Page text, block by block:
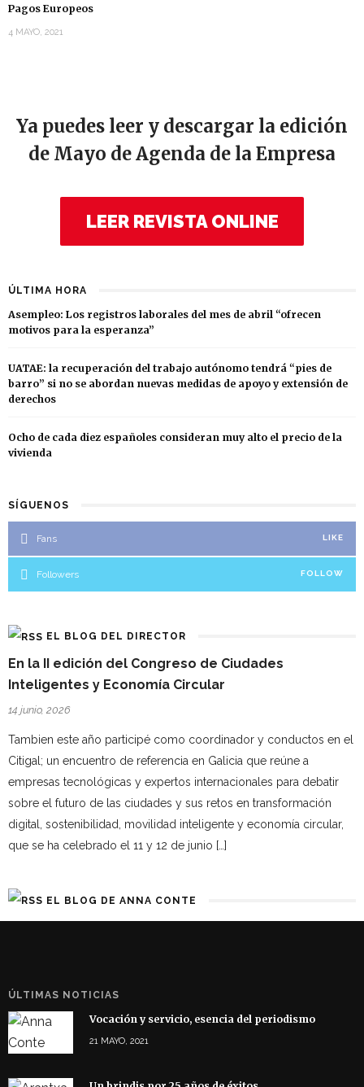
Pagos Europeos
4 MAYO, 2021
Ya puedes leer y descargar la edición
de Mayo de Agenda de la Empresa
LEER REVISTA ONLINE
ÚLTIMA HORA
Asempleo: Los registros laborales del mes de abril “ofrecen
motivos para la esperanza”
UATAE: la recuperación del trabajo autónomo tendrá “pies de
barro” si no se abordan nuevas medidas de apoyo y extensión de
derechos
Ocho de cada diez españoles consideran muy alto el precio de la
vivienda
SÍGUENOS
Fans LIKE
Followers FOLLOW
EL BLOG DEL DIRECTOR
En la II edición del Congreso de Ciudades
Inteligentes y Economía Circular
14 junio, 2026
Tambien este año participé como coordinador y conductos en el
Citigal; un encuentro de referencia en Galicia que reúne a
empresas tecnológicas y expertos internacionales para debatir
sobre el futuro de las ciudades y sus retos en transformación
digital, sostenibilidad, movilidad inteligente y economía circular,
que se ha celebrado el 11 y 12 de junio […]
EL BLOG DE ANNA CONTE
ÚLTIMAS NOTICIAS
Vocación y servicio, esencia del periodismo
21 MAYO, 2021